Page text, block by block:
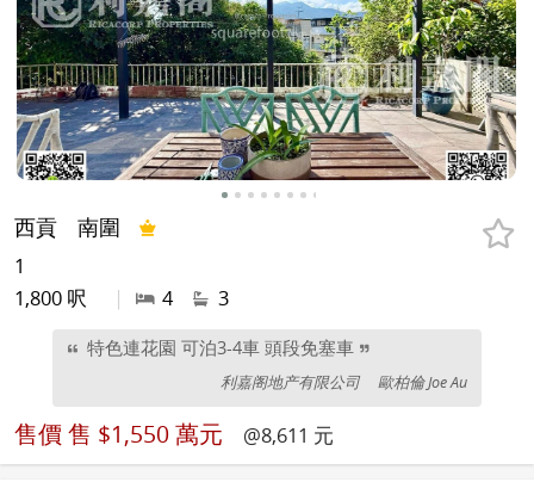
西貢 南圍
1
1,800 呎
| 4 3
特色連花園 可泊3-4車 頭段免塞車
利嘉阁地产有限公司 歐柏倫 Joe Au
售價 售 $1,550 萬元 @8,611 元